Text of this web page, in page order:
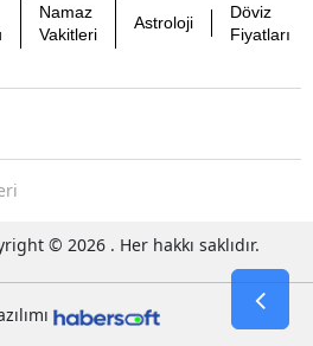
Namaz
Vakitleri
Astroloji
Döviz
Fiyatları
© 2026 . Her hakkı saklıdır.